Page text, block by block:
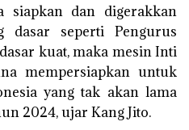
dan digerakkan
seperti Pengurus
kuat, maka mesin Inti
mempersiapkan untuk
yang tak akan lama
2024, ujar Kang Jito.